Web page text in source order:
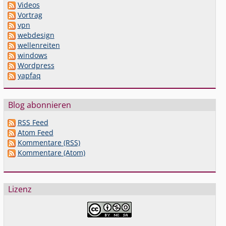
Videos
Vortrag
vpn
webdesign
wellenreiten
windows
Wordpress
yapfaq
Blog abonnieren
RSS Feed
Atom Feed
Kommentare (RSS)
Kommentare (Atom)
Lizenz